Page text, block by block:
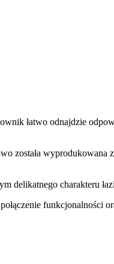
łatwo odnajdzie
wyprodukowana
delikatnego charakteru
funkcjonalności